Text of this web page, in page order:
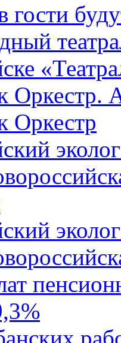
гости
Оркестр.
Оркестр